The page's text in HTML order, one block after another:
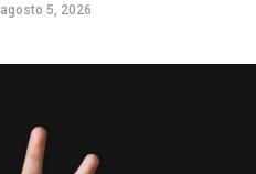
agosto 5, 2026